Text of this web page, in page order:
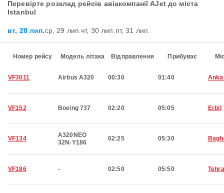
Перевірте розклад рейсів авіакомпанії AJet до міста
Istanbul
вт, 28 лип.ср, 29 лип.чт, 30 лип. пт, 31 лип.
Номер рейсу Модель літака Відправлення Прибуває
VF3011 Airbus A320 00:30 01:40
VF152 Boeing 737 02:20 05:05 Erbil
VF134
A320NEO
32N-Y186
02:25 05:30
VF186 - 02:50 05:50